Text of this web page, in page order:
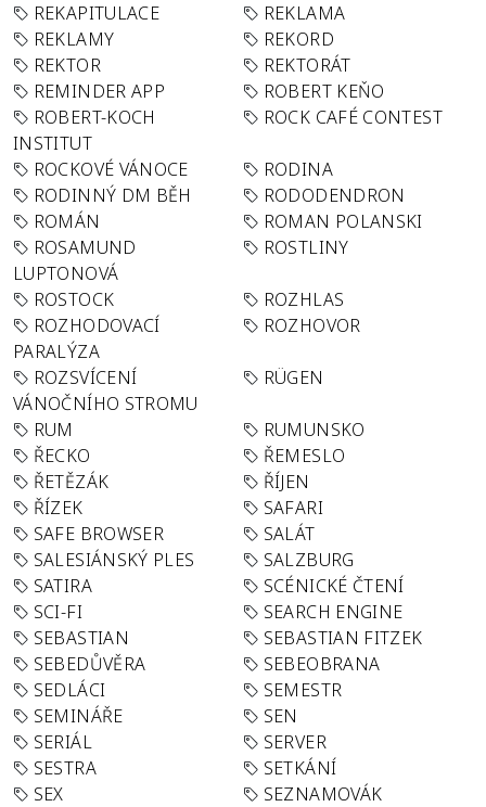
REKAPITULACE
REKLAMA
REKLAMY
REKORD
REKTOR
REKTORÁT
REMINDER APP
ROBERT KEŇO
ROBERT-KOCH
INSTITUT
ROCK CAFÉ CONTEST
ROCKOVÉ VÁNOCE
RODINA
RODINNÝ DM BĚH
RODODENDRON
ROMÁN
ROMAN POLANSKI
ROSAMUND
LUPTONOVÁ
ROSTLINY
ROSTOCK
ROZHLAS
ROZHODOVACÍ
PARALÝZA
ROZHOVOR
ROZSVÍCENÍ
VÁNOČNÍHO STROMU
RÜGEN
RUM
RUMUNSKO
ŘECKO
ŘEMESLO
ŘETĚZÁK
ŘÍJEN
ŘÍZEK
SAFARI
SAFE BROWSER
SALÁT
SALESIÁNSKÝ PLES
SALZBURG
SATIRA
SCÉNICKÉ ČTENÍ
SCI-FI
SEARCH ENGINE
SEBASTIAN
SEBASTIAN FITZEK
SEBEDŮVĚRA
SEBEOBRANA
SEDLÁCI
SEMESTR
SEMINÁŘE
SEN
SERIÁL
SERVER
SESTRA
SETKÁNÍ
SEX
SEZNAMOVÁK